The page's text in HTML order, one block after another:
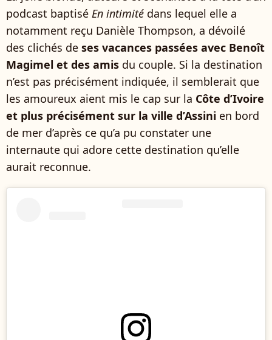
podcast baptisé En intimité dans lequel elle a
notamment reçu Danièle Thompson, a dévoilé
des clichés de ses vacances passées avec Benoît
Magimel et des amis du couple. Si la destination
n’est pas précisément indiquée, il semblerait que
les amoureux aient mis le cap sur la Côte d’Ivoire
et plus précisément sur la ville d’Assini en bord
de mer d’après ce qu’a pu constater une
internaute qui adore cette destination qu’elle
aurait reconnue.